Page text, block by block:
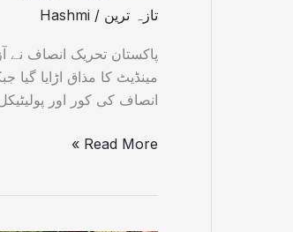
تازہ ترین /
Hashmi
پاکستان تحریک انصاف نے
مینڈیٹ کا مذاق اڑایا
انصاف کی کور اور
Read More »